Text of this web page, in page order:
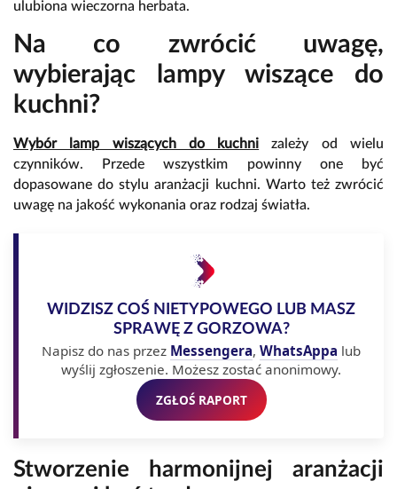
ulubiona wieczorna herbata.
Na co zwrócić uwagę,
wybierając lampy wiszące do
kuchni?
Wybór lamp wiszących do kuchni zależy od wielu
czynników. Przede wszystkim powinny one być
dopasowane do stylu aranżacji kuchni. Warto też zwrócić
uwagę na jakość wykonania oraz rodzaj światła.
WIDZISZ COŚ NIETYPOWEGO LUB MASZ
SPRAWĘ Z GORZOWA?
Napisz do nas przez Messengera, WhatsAppa lub
wyślij zgłoszenie. Możesz zostać anonimowy.
ZGŁOŚ RAPORT
Stworzenie harmonijnej aranżacji